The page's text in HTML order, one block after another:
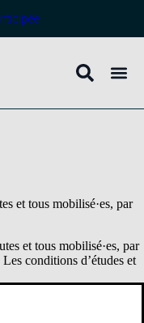
et tous mobilisé·es, par
et tous mobilisé·es, par
conditions d’études et